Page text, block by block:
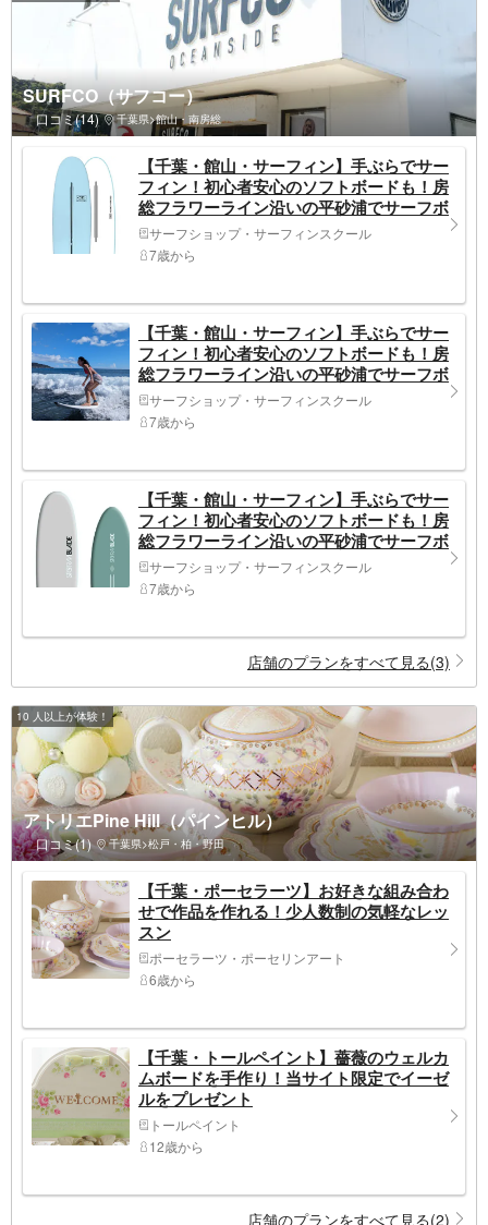
SURFCO（サフコー）
口コミ(14) 千葉県>館山・南房総
【千葉・館山・サーフィン】手ぶらでサー
フィン！初心者安心のソフトボードも！房
総フラワーライン沿いの平砂浦でサーフボ
ード＜ロングボード＞3時間レンタルプラ
ン♪
サーフショップ・サーフィンスクール
7歳から
【千葉・館山・サーフィン】手ぶらでサー
フィン！初心者安心のソフトボードも！房
総フラワーライン沿いの平砂浦でサーフボ
ード＜ショートボード＞3時間レンタルプ
ラン♪
サーフショップ・サーフィンスクール
7歳から
【千葉・館山・サーフィン】手ぶらでサー
フィン！初心者安心のソフトボードも！房
総フラワーライン沿いの平砂浦でサーフボ
ード＜FUNボード＞3時間レンタルプラン♪
サーフショップ・サーフィンスクール
7歳から
店舗のプランをすべて見る(3)
10 人以上が体験！
アトリエPine Hill（パインヒル）
口コミ(1) 千葉県>松戸・柏・野田
【千葉・ポーセラーツ】お好きな組み合わ
せで作品を作れる！少人数制の気軽なレッ
スン
ポーセラーツ・ポーセリンアート
6歳から
【千葉・トールペイント】薔薇のウェルカ
ムボードを手作り！当サイト限定でイーゼ
ルをプレゼント
トールペイント
12歳から
店舗のプランをすべて見る(2)